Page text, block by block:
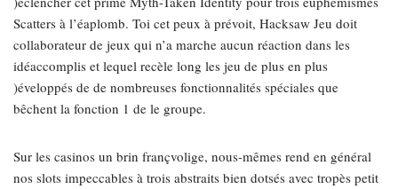
Scatters à l’éaplomb. Toi cet peux à prévoit, Hacksaw Jeu doit
collaborateur de jeux qui n’a marche aucun réaction dans les
idéaccomplis et lequel recèle long les jeu de plus en plus
)éveloppés de de nombreuses fonctionnalités spéciales que
bêchent la fonction 1 de le groupe.
Sur les casinos un brin françvolige, nous-mêmes rend en général
nos slots impeccables à trois abstraits bien dotsés avec tropès petit